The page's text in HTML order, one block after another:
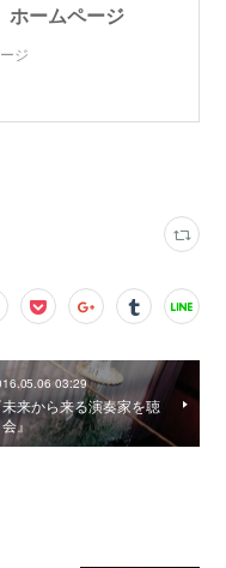
ームページ
ジ
03:29
来から来る演奏家を聴
』